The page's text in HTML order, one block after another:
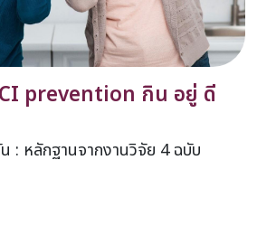
prevention กิน อยู่ ดี
: หลักฐานจากงานวิจัย 4 ฉบับ